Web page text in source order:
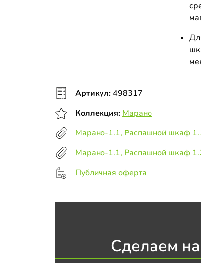
Артикул:498317
Коллекция: Марано
Марано-1.1, Распашной шкаф
Марано-1.1, Распашной шкаф
Публичная оферта
Сделаем